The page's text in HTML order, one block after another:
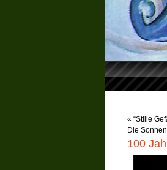
« “Stille
Die
100